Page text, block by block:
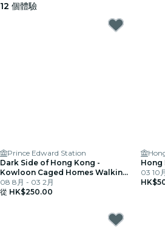
12 個體驗
Prince Edward Station
Dark Side of Hong Kong -
Kowloon Caged Homes Walking
Tour
08 8月 - 03 2月
從 HK$250.00
Hong
03 10